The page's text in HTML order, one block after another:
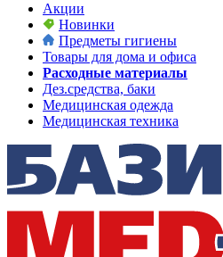
Акции
Новинки
Предметы гигиены
Товары для дома и офиса
Расходные материалы
Дез.средства, баки
Медицинская одежда
Медицинская техника